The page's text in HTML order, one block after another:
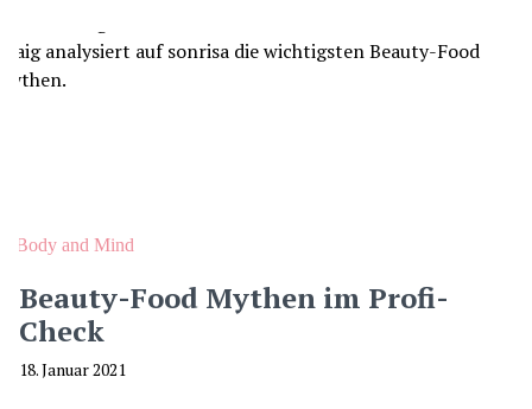
Body and Mind
Beauty-Food Mythen im Profi-
Check
18. Januar 2021